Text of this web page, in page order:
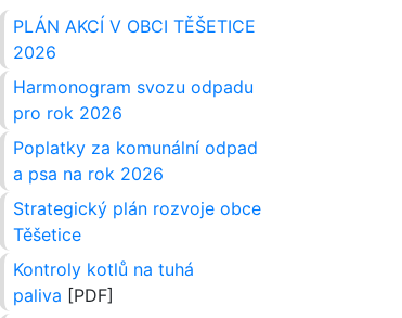
PLÁN AKCÍ V OBCI TĚŠETICE
2026
Harmonogram svozu odpadu
pro rok 2026
Poplatky za komunální odpad
a psa na rok 2026
Strategický plán rozvoje obce
Těšetice
Kontroly kotlů na tuhá
paliva [PDF]